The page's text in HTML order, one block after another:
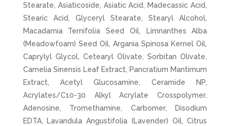
Stearate, Asiaticoside, Asiatic Acid, Madecassic Acid,
Stearic Acid, Glyceryl Stearate, Stearyl Alcohol,
Macadamia Ternifolia Seed Oil, Limnanthes Alba
(Meadowfoam) Seed Oil, Argania Spinosa Kernel Oil,
Caprylyl Glycol, Cetearyl Olivate, Sorbitan Olivate,
Camelia Sinensis Leaf Extract, Pancratium Mantimum
Extract, Acetyl Glucosamine, Ceramide NP,
Acrylates/C10-30 Alkyl Acrylate Crosspolymer,
Adenosine, Tromethamine, Carbomer, Disodium
EDTA, Lavandula Angustifolia (Lavender) Oil, Citrus